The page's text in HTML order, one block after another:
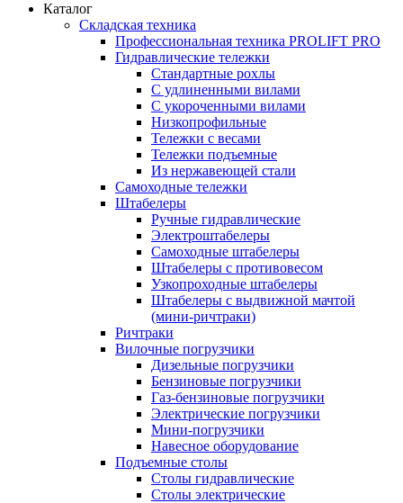
Каталог
Складская техника
Профессиональная техника PROLIFT PRO
Гидравлические тележки
Стандартные рохлы
С удлиненными вилами
С укороченными вилами
Низкопрофильные
Тележки с весами
Тележки подъемные
Из нержавеющей стали
Самоходные тележки
Штабелеры
Ручные гидравлические
Электроштабелеры
Самоходные штабелеры
Штабелеры с противовесом
Узкопроходные штабелеры
Штабелеры с выдвижной мачтой
(мини-ричтраки)
Ричтраки
Вилочные погрузчики
Дизельные погрузчики
Бензиновые погрузчики
Газ-бензиновые погрузчики
Электрические погрузчики
Мини-погрузчики
Навесное оборудование
Подъемные столы
Столы гидравлические
Столы электрические